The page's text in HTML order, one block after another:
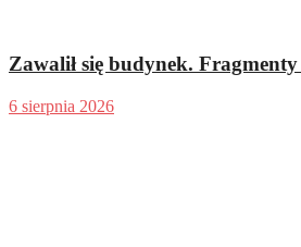
Zawalił się budynek. Fragmenty
6 sierpnia 2026